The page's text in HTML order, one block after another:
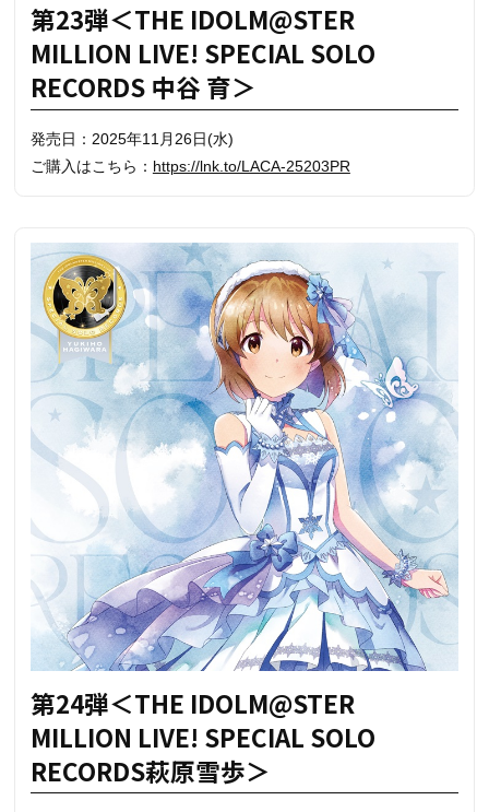
第23弾＜THE IDOLM@STER
MILLION LIVE! SPECIAL SOLO
RECORDS 中谷 育＞
発売日：2025年11月26日(水)
ご購入はこちら： https://lnk.to/LACA-25203PR
第24弾＜THE IDOLM@STER
MILLION LIVE! SPECIAL SOLO
RECORDS萩原雪歩＞